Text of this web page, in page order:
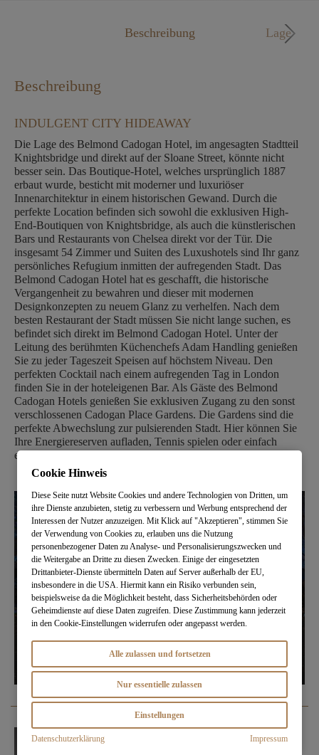
Beschreibung Lage
Beschreibung
INDULGENT CITY HIDEAWAY
Die Lage des Belmond Cadogan Hotel, im angesagten Stadtteil
Knightsbridge und direkt auf der Sloane Street, könnte nicht
besser sein. Das Boutique-Hotel, welches ursprünglich 1887
erbaut wurde, besticht mit moderner und luxuriöser
Innenarchitektur in einem historischen Gewand. Durch die
perfekte Location befinden sich sowohl die exklusiven High-
End-Boutiquen von Knightsbridge, als auch die künstlerischen
Bars und Restaurants von Chelsea direkt vor der Tür. Die
insgesamt 54 Zimmer und Suiten des Luxushotels sind Ihr ganz
persönliches Refugium inmitten der aufregenden Stadt. Das
Belmond Cadogan Hotel hat es geschafft, die historische
Vergangenheit zu bewahren und dieser mit modernen
Designkonzepten zu neuem Glanz zu verhelfen. Nach dem
besten Restaurant der Stadt müssen Sie nicht lange suchen, es
befindet sich direkt im Belmond Cadogan Hotel. Unter der
Leitung des berühmten Küchenchefs Adam Handling genießen
Sie zu jeder Tageszeit Speisen auf höchstem Niveau. Den
perfekten Cocktail nach einem aufregenden Tag in London
finden Sie in der hoteleigenen Bar. Als Gäste des Belmond
Cadogan Hotels genießen Sie exklusiven Zugang zu den sonst
verschlossenen Cadogan Place Gardens. Die Gardens sind die
perfekte Abwechslung zur pulsierenden Stadt. Hier können Sie
Ihre Energiereserven aufladen, Tennis spielen oder einfach
einmal tief durchatmen.
Cookie Hinweis
Diese Seite nutzt Website Cookies und andere Technologien von Dritten, um
ihre Dienste anzubieten, stetig zu verbessern und Werbung entsprechend der
Interessen der Nutzer anzuzeigen. Mit Klick auf "Akzeptieren", stimmen Sie
der Verwendung von Cookies zu, erlauben uns die Nutzung
personenbezogener Daten zu Analyse- und Personalisierungszwecken und
die Weitergabe an Dritte zu diesen Zwecken. Einige der eingesetzten
Drittanbieter-Dienste übermitteln Daten auf Server außerhalb der EU,
insbesondere in die USA. Hiermit kann ein Risiko verbunden sein,
beispielsweise da die Möglichkeit besteht, dass Sicherheitsbehörden oder
Geheimdienste auf diese Daten zugreifen. Diese Zustimmung kann jederzeit
in den Cookie-Einstellungen widerrufen oder angepasst werden.
Alle zulassen und fortsetzen
Nur essentielle zulassen
Einstellungen
Datenschutzerklärung Impressum